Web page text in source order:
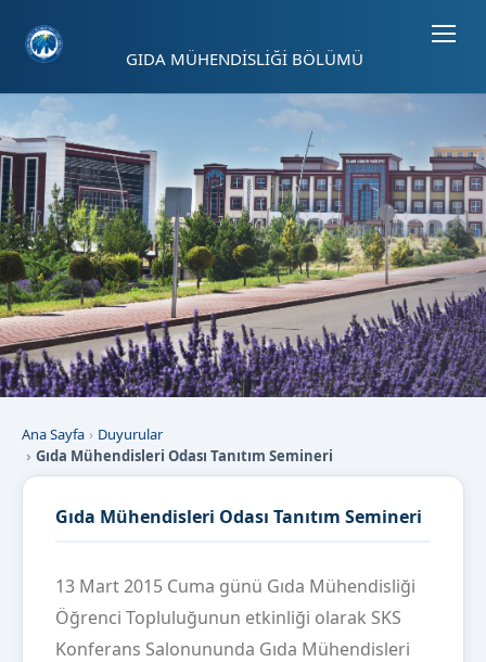
GIDA MÜHENDİSLİĞİ BÖLÜMÜ
Ana Sayfa
Duyurular
Gıda Mühendisleri Odası Tanıtım Semineri
Gıda Mühendisleri Odası Tanıtım Semineri
13 Mart 2015 Cuma günü Gıda Mühendisliği
Öğrenci Topluluğunun etkinliği olarak SKS
Konferans Salonununda Gıda Mühendisleri